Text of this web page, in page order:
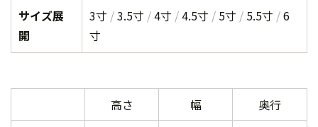
サイズ展
開
3寸 3.5寸 4寸 4.5寸 5寸 5.5寸
6
寸
高さ 幅
奥行